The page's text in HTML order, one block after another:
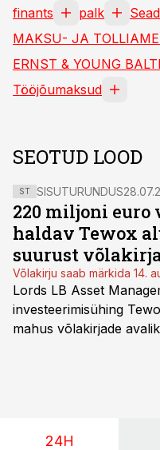
finants
palk
MAKSU- JA
ERNST & YOUNG
Tööjõumaksud
SEOTUD LOOD
ST SISUTURUNDUS
220 miljoni euro
haldav Tewox
suurust
Võlakirju saab märkida 14.
Lords LB Asset
investeerimisühing
mahus võlakirjade
24H